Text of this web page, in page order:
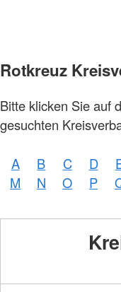
Rotkreuz
Bitte klicken Sie auf
gesuchten
A B C D
M
N O P